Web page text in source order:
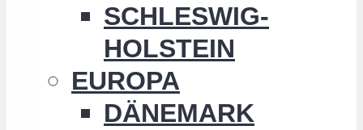
SCHLESWIG-
HOLSTEIN
EUROPA
DÄNEMARK